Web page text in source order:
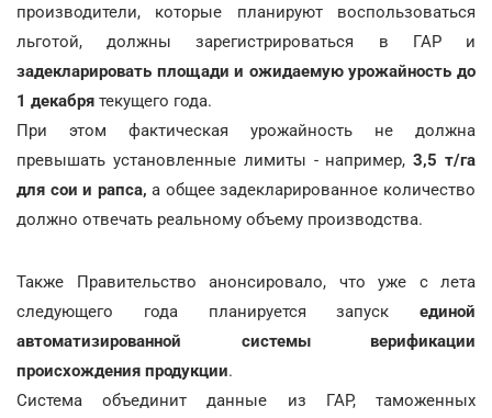
производители, которые планируют воспользоваться
льготой, должны зарегистрироваться в ГАР и
задекларировать площади и ожидаемую урожайность до
1 декабря текущего года.
При этом фактическая урожайность не должна
превышать установленные лимиты - например,3,5 т/га
для сои и рапса,а общее задекларированное количество
должно отвечать реальному объему производства.
Также Правительство анонсировало, что уже с лета
следующего года планируется запуск единой
автоматизированной системы верификации
происхождения продукции.
Система объединит данные из ГАР, таможенных